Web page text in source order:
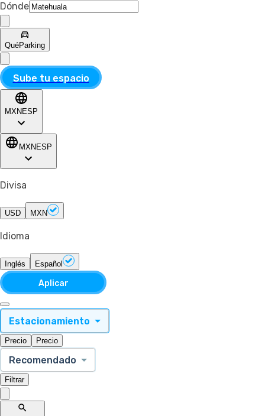
Dónde
QuéParking
Sube tu espacio
MXN ESP
MXN ESP
Divisa
USD MXN
Idioma
Inglés Español
Aplicar
Estacionamiento
Precio Precio
Recomendado
Filtrar